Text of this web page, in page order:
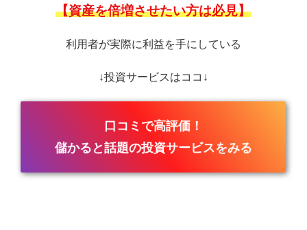
【資産を倍増させたい方は必見】
利用者が実際に利益を手にしている
↓投資サービスはココ↓
口コミで高評価！
儲かると話題の投資サービスをみる